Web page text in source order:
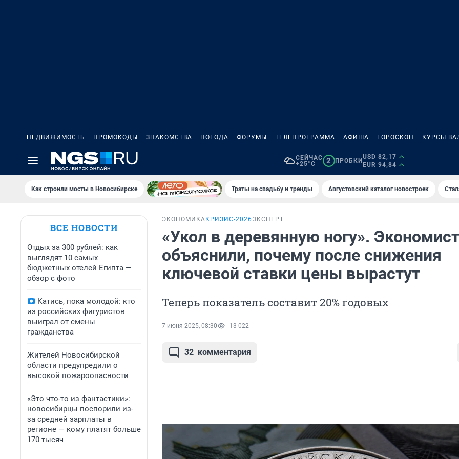
НЕДВИЖИМОСТЬ ПРОМОКОДЫ ЗНАКОМСТВА ПОГОДА ФОРУМЫ ТЕЛЕПРОГРАММА АФИША ГОРОСКОП КУРСЫ
СЕЙЧАС
+25°C
2 ПРОБКИ
USD 82,17
EUR 94,84
Как строили мосты в Новосибирске Траты на свадьбу и тренды Августовский каталог новостроек
ВСЕ НОВОСТИ
Отдых за 300 рублей: как
выглядят 10 самых
бюджетных отелей Египта —
обзор с фото
Катись, пока молодой: кто
из российских фигуристов
выиграл от смены
гражданства
Жителей Новосибирской
области предупредили о
высокой пожароопасности
«Это что-то из фантастики»:
новосибирцы поспорили из-
за средней зарплаты в
регионе — кому платят больше
170 тысяч
ЭКОНОМИКА КРИЗИС-2026ЭКСПЕРТ
«Укол в деревянную ногу».
объяснили, почему после снижения
ключевой ставки цены вырастут
Теперь показатель составит 20% годовых
7 июня 2025, 08:30 13 022
32 комментария